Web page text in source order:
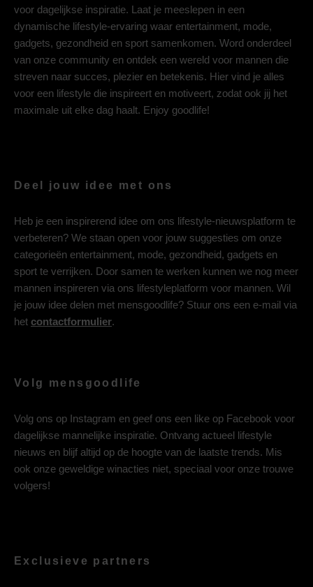
voor dagelijkse inspiratie. Laat je meeslepen in een
dynamische lifestyle-ervaring waar entertainment, mode,
gadgets, gezondheid en sport samenkomen. Word onderdeel
van onze community en ontdek een wereld voor mannen die
streven naar succes, plezier en betekenis. Hier vind je alles
voor een lifestyle die inspireert en motiveert, zodat ook jij het
maximale uit elke dag haalt. Enjoy goodlife!
Deel jouw idee met ons
Heb je een inspirerend idee om ons lifestyle-nieuwsplatform te
verbeteren? We staan open voor jouw suggesties om onze
categorieën entertainment, mode, gezondheid, gadgets en
sport te verrijken. Door samen te werken kunnen we nog meer
mannen inspireren via ons lifestyleplatform voor mannen. Wil
je jouw idee delen met mensgoodlife? Stuur ons een e-mail via
het contactformulier.
Volg mensgoodlife
Volg ons op Instagram en geef ons een like op Facebook voor
dagelijkse mannelijke inspiratie. Ontvang actueel lifestyle
nieuws en blijf altijd op de hoogte van de laatste trends. Mis
ook onze geweldige winacties niet, speciaal voor onze trouwe
volgers!
Exclusieve partners